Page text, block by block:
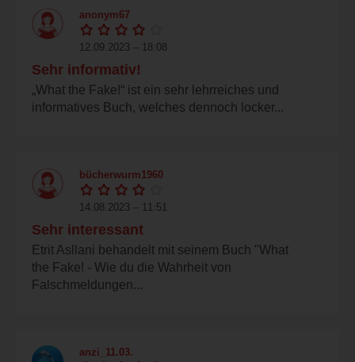
anonym67
12.09.2023 – 18:08
Sehr informativ!
„What the Fake!“ ist ein sehr lehrreiches und
informatives Buch, welches dennoch locker...
bücherwurm1960
14.08.2023 – 11:51
Sehr interessant
Etrit Asllani behandelt mit seinem Buch "What
the Fake! - Wie du die Wahrheit von
Falschmeldungen...
anzi_11.03.